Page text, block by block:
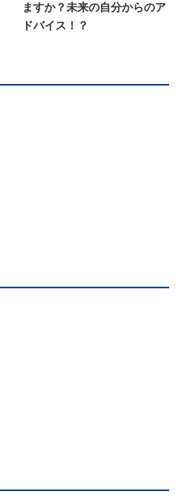
ますか？未来の自分からのア
ドバイス！？